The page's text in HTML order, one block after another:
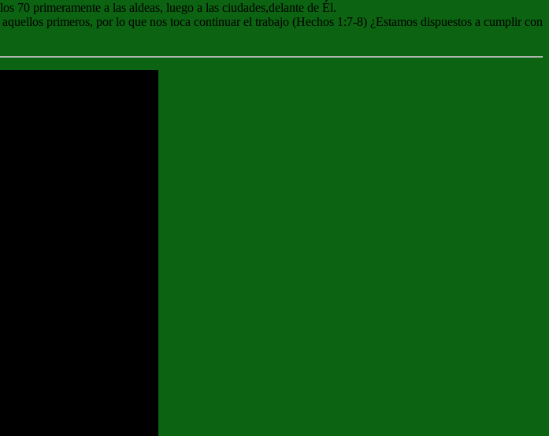
70 primeramente a las aldeas, luego a las ciudades,delante de Él.
primeros, por lo que nos toca continuar el trabajo (Hechos 1:7-8) ¿Estamos dispuestos a cumplir con